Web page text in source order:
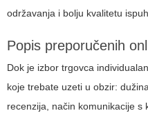
održavanja i bolju kvalitetu
Popis preporučenih
Dok je izbor trgovca
koje trebate uzeti u obzir:
recenzija, način komunikacije s